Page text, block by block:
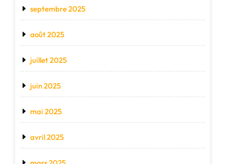
septembre 2025
août 2025
juillet 2025
juin 2025
mai 2025
avril 2025